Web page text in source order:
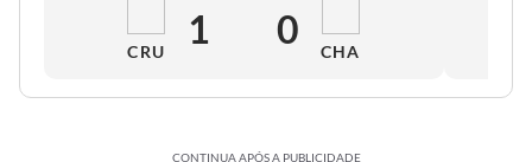
CRU 1 0 CHA
CONTINUA APÓS A PUBLICIDADE